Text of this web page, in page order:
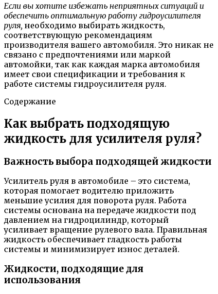
Если вы хотите избежать неприятных ситуаций и
обеспечить оптимальную работу гидроусилителя
руля, необходимо выбирать жидкость,
соответствующую рекомендациям
производителя вашего автомобиля. Это никак не
связано с предпочтениями или маркой
автомойки, так как каждая марка автомобиля
имеет свои спецификации и требования к
работе системы гидроусилителя руля.
Содержание
Как выбрать подходящую
жидкость для усилителя руля?
Важность выбора подходящей жидкости
Усилитель руля в автомобиле – это система,
которая помогает водителю приложить
меньшие усилия для поворота руля. Работа
системы основана на передаче жидкости под
давлением на гидроцилиндр, который
усиливает вращение рулевого вала. Правильная
жидкость обеспечивает гладкость работы
системы и минимизирует износ деталей.
Жидкости, подходящие для
использования